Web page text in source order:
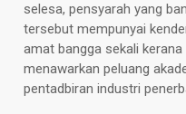
sekali. Kolej selalu adakan
merapatkan lagi ukhuwah
pensyarah di Kolej